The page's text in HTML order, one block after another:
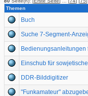
Themen
Buch
Suche 7-Segment-
Bedienungsanleitungen
Einschub für
DDR-Bilddigitizer
"Funkamateur"